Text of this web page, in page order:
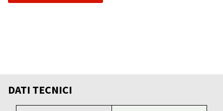
DATI TECNICI